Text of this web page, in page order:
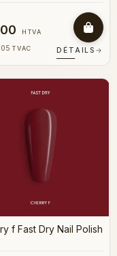
HTVA
TVAC DÉTAILS →
f Fast Dry Nail Polish